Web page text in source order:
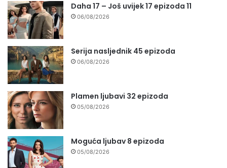
Daha 17 – Još uvijek 17 epizoda 11
06/08/2026
Serija nasljednik 45 epizoda
06/08/2026
Plamen ljubavi 32 epizoda
05/08/2026
Moguća ljubav 8 epizoda
05/08/2026